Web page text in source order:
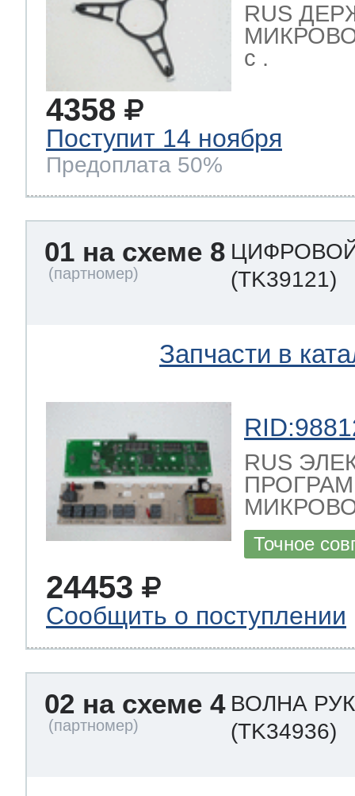
RUS
с .
4358
Поступит 14 ноября
Предоплата 50%
01 на схеме 8
(TK39121)
Запчасти в
RUS
Точное
24453
Сообщить о поступлении
02 на схеме 4 ВОЛНА
(TK34936)